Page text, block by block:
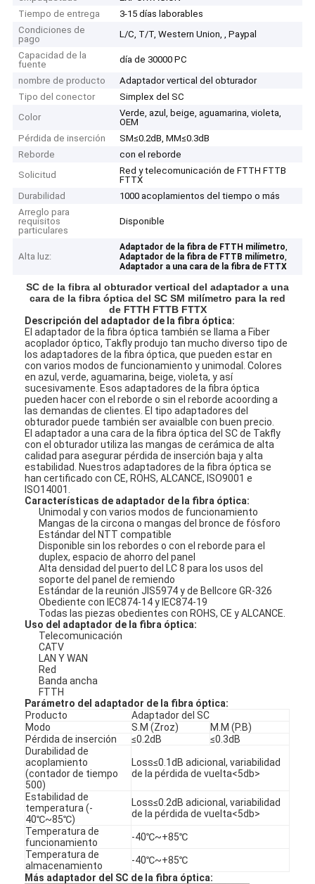
Tiempo de entrega
3-15 días laborables
Condiciones de
pago
L/C, T/T, Western Union, , Paypal
Capacidad de la
fuente
día de 30000 PC
nombre de producto
Adaptador vertical del obturador
Tipo del conector
Simplex del SC
Color
Verde, azul, beige, aguamarina, violeta,
OEM
Pérdida de inserción
SM≤0.2dB, MM≤0.3dB
Reborde
con el reborde
Solicitud
Red y telecomunicación de FTTH FTTB
FTTX
Durabilidad
1000 acoplamientos del tiempo o más
Arreglo para
requisitos
particulares
Disponible
Alta luz:
Adaptador de la fibra de FTTH milímetro,
Adaptador de la fibra de FTTB milímetro,
Adaptador a una cara de la fibra de FTTX
SC de la fibra al obturador vertical del adaptador a una
cara de la fibra óptica del SC SM milímetro para la red
de FTTH FTTB FTTX
Descripción del adaptador de la fibra óptica:
El adaptador de la fibra óptica también se llama a Fiber
acoplador óptico, Takfly produjo tan mucho diverso tipo de
los adaptadores de la fibra óptica, que pueden estar en
con varios modos de funcionamiento y unimodal. Colores
en azul, verde, aguamarina, beige, violeta, y así
sucesivamente. Esos adaptadores de la fibra óptica
pueden hacer con el reborde o sin el reborde acoording a
las demandas de clientes. El tipo adaptadores del
obturador puede también ser avaialble con buen precio.
El adaptador a una cara de la fibra óptica del SC de Takfly
con el obturador utiliza las mangas de cerámica de alta
calidad para asegurar pérdida de inserción baja y alta
estabilidad. Nuestros adaptadores de la fibra óptica se
han certificado con CE, ROHS, ALCANCE, ISO9001 e
ISO14001.
Características de adaptador de la fibra óptica:
Unimodal y con varios modos de funcionamiento
Mangas de la circona o mangas del bronce de fósforo
Estándar del NTT compatible
Disponible sin los rebordes o con el reborde para el
duplex, espacio de ahorro del panel
Alta densidad del puerto del LC 8 para los usos del
soporte del panel de remiendo
Estándar de la reunión JIS5974 y de Bellcore GR-326
Obediente con IEC874-14 y IEC874-19
Todas las piezas obedientes con ROHS, CE y ALCANCE.
Uso del adaptador de la fibra óptica:
Telecomunicación
CATV
LAN Y WAN
Red
Banda ancha
FTTH
Parámetro del adaptador de la fibra óptica:
Producto
Adaptador del SC
Modo
S.M (Zroz)
M.M (P.B)
Pérdida de inserción
≤0.2dB
≤0.3dB
Durabilidad de
acoplamiento
(contador de tiempo
500)
Loss≤0.1dB adicional, variabilidad
de la pérdida de vuelta<5db>
Estabilidad de
temperatura (-
40℃~85℃)
Loss≤0.2dB adicional, variabilidad
de la pérdida de vuelta<5db>
Temperatura de
funcionamiento
-40℃~+85℃
Temperatura de
almacenamiento
-40℃~+85℃
Más adaptador del SC de la fibra óptica: